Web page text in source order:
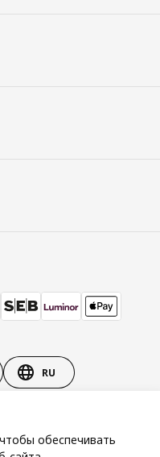
RU
обеспечивать